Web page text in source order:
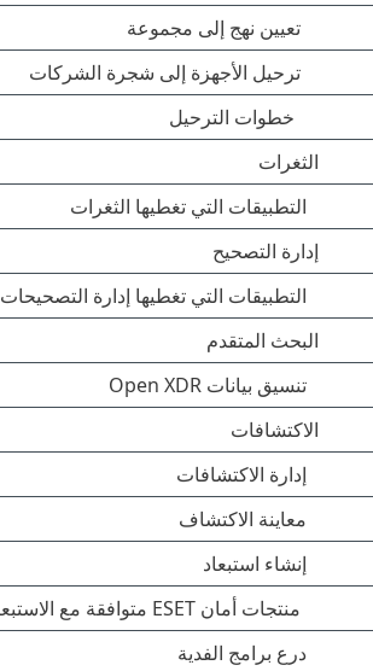
تعيين نهج إلى مجموعة
ترحيل الأجهزة إلى شجرة الشركات
خطوات الترحيل
الثغرات
التطبيقات التي تغطيها الثغرات
إدارة التصحيح
التطبيقات التي تغطيها إدارة التصحيحات
البحث المتقدم
تنسيق بيانات Open XDR
الاكتشافات
إدارة الاكتشافات
معاينة الاكتشاف
إنشاء استبعاد
منتجات أمان ESET متوافقة مع الاستبعادات
درع برامج الفدية